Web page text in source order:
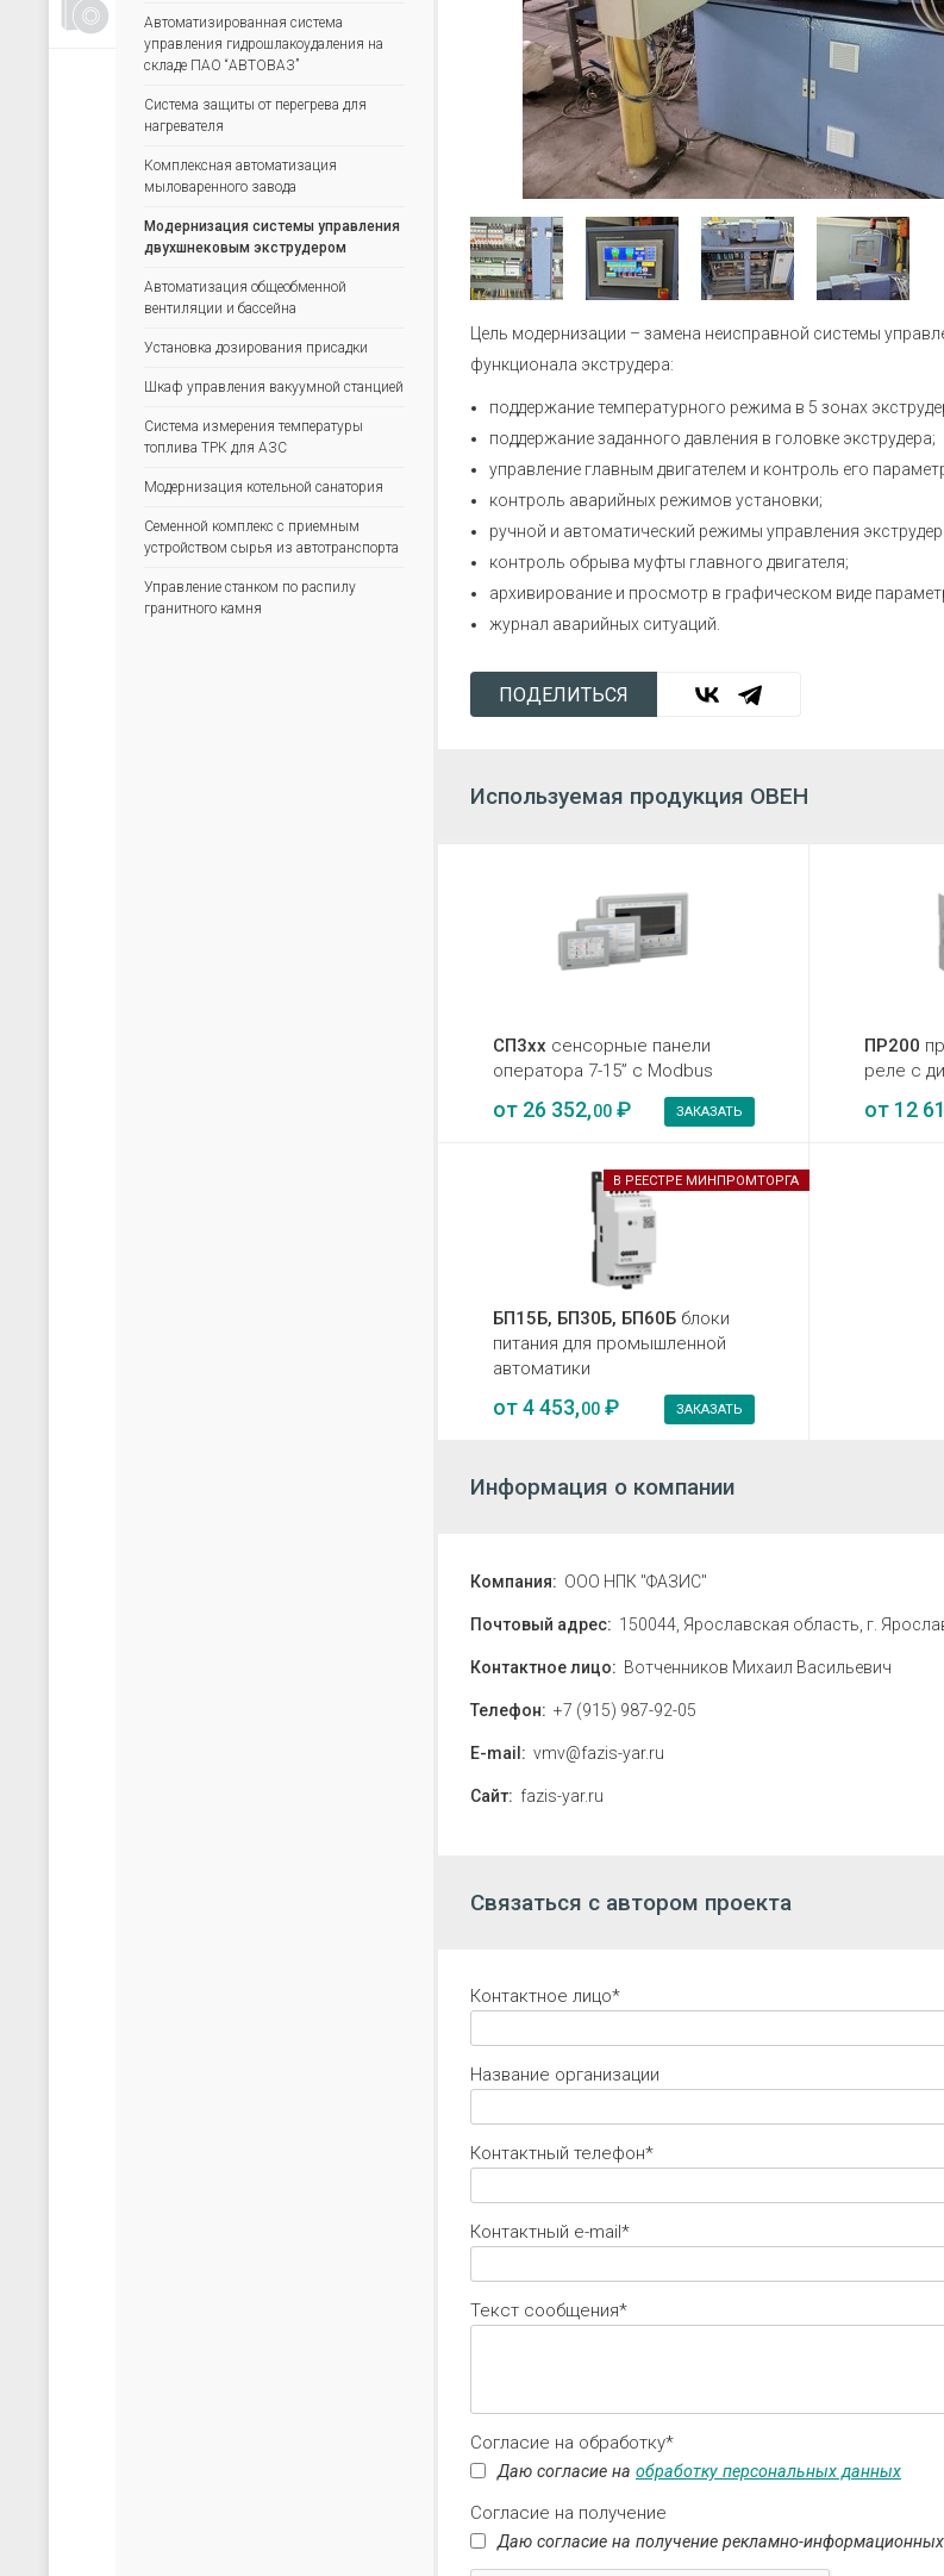
Счетчики, таймеры, тахометры
Для управления насосами
Для электрических сетей
Архиваторы
Ручные задатчики сигналов
Дополнительные устройства
Приборы для индикации и
управления задвижками
Устройства контроля и защиты
Реле защиты
Регуляторы мощности
Твердотельные реле KIPPRIBOR
Твердотельные реле Протон-
Импульс
Твердотельные и
промежуточные реле MEYERTEC
Микроклимат для шкафов
управления
оборудование MEYERTEC
скачать каталог (pdf) скачать прайс-лист (xls)
История
Профиль
Наши клиенты
Аттестация на право поверки
Работа в компании
Материалы для вашего сайта
Сервисный центр
Проверить статус
Автоматизированная система
управления гидрошлакоудаления на
складе ПАО “АВТОВАЗ”
Система защиты от перегрева для
нагревателя
Комплексная автоматизация
мыловаренного завода
Модернизация системы управления
двухшнековым экструдером
Автоматизация общеобменной
вентиляции и бассейна
Установка дозирования присадки
Шкаф управления вакуумной станцией
Система измерения температуры
топлива ТРК для АЗС
Модернизация котельной санатория
Семенной комплекс с приемным
устройством сырья из автотранспорта
Управление станком по распилу
гранитного камня
Цель модернизации – замена неисправной системы
функционала экструдера:
поддержание температурного режима в 5 зонах
поддержание заданного давления в головке экструдера;
управление главным двигателем и контроль его
контроль аварийных режимов установки;
ручной и автоматический режимы управления
контроль обрыва муфты главного двигателя;
архивирование и просмотр в графическом виде
журнал аварийных ситуаций.
ПОДЕЛИТЬСЯ
Используемая продукция ОВЕН
СП3хх сенсорные панели
оператора 7-15” с Modbus
от 26 352,00₽ ЗАКАЗАТЬ
ПР200
реле с
от 12
БП15Б, БП30Б, БП60Бблоки
питания для промышленной
автоматики
от4 453,00₽ ЗАКАЗАТЬ
В РЕЕСТРЕ МИНПРОМТОРГА
Информация о компании
Компания: ООО НПК "ФАЗИС"
Почтовый адрес: 150044, Ярославская область, г.
Контактное лицо: Вотченников Михаил Васильевич
Телефон: +7 (915) 987-92-05
E-mail: vmv@fazis-yar.ru
Сайт: fazis-yar.ru
Связаться с автором проекта
Контактное лицо*
Название организации
Контактный телефон*
Контактный e-mail*
Текст сообщения*
Согласие на обработку*
Даю согласие на обработку персональных данных
Согласие на получение
Даю согласие на получение рекламно-